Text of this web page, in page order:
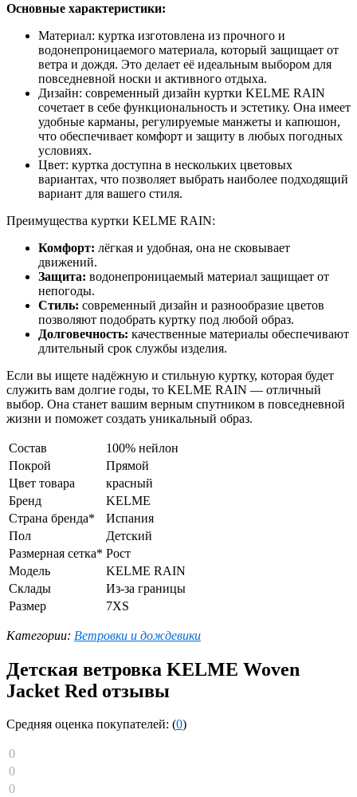
Основные характеристики:
Материал: куртка изготовлена из прочного и
водонепроницаемого материала, который защищает от
ветра и дождя. Это делает её идеальным выбором для
повседневной носки и активного отдыха.
Дизайн: современный дизайн куртки KELME RAIN
сочетает в себе функциональность и эстетику. Она имеет
удобные карманы, регулируемые манжеты и капюшон,
что обеспечивает комфорт и защиту в любых погодных
условиях.
Цвет: куртка доступна в нескольких цветовых
вариантах, что позволяет выбрать наиболее подходящий
вариант для вашего стиля.
Преимущества куртки KELME RAIN:
Комфорт: лёгкая и удобная, она не сковывает
движений.
Защита: водонепроницаемый материал защищает от
непогоды.
Стиль: современный дизайн и разнообразие цветов
позволяют подобрать куртку под любой образ.
Долговечность: качественные материалы обеспечивают
длительный срок службы изделия.
Если вы ищете надёжную и стильную куртку, которая будет
служить вам долгие годы, то KELME RAIN — отличный
выбор. Она станет вашим верным спутником в повседневной
жизни и поможет создать уникальный образ.
Состав
100% нейлон
Покрой
Прямой
Цвет товара
красный
Бренд
KELME
Страна бренда*
Испания
Пол
Детский
Размерная сетка* Рост
Модель
KELME RAIN
Склады
Из-за границы
Размер
7XS
Категории: Ветровки и дождевики
Детская ветровка KELME Woven
Jacket Red отзывы
Средняя оценка покупателей: (0)
0
0
0